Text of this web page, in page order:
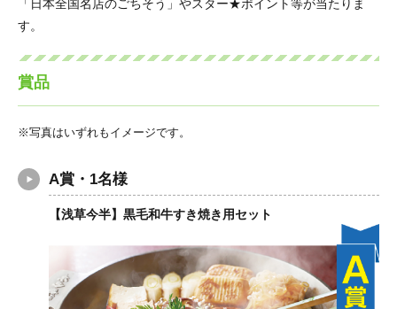
「日本全国名店のごちそう」やスター★ポイント等が当たりま
す。
賞品
写真はいずれもイメージです。
A賞・1名様
【浅草今半】黒毛和牛すき焼き用セット